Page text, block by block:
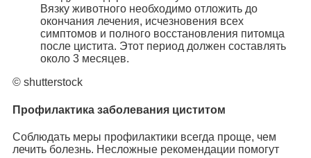
Вязку животного необходимо отложить до
окончания лечения, исчезновения всех
симптомов и полного восстановления питомца
после цистита. Этот период должен составлять
около 3 месяцев.
© shutterstock
Профилактика заболевания циститом
Соблюдать меры профилактики всегда проще, чем
лечить болезнь. Несложные рекомендации помогут